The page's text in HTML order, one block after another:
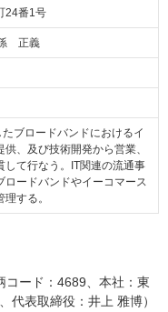
24番1号
正義
たブロードバンドにおけるイ
、及び技術開発から営業、
して行なう。IT関連の流通事
ロードバンドやイーコマース
する。
コード：4689、本社：東
代表取締役：井上 雅博）